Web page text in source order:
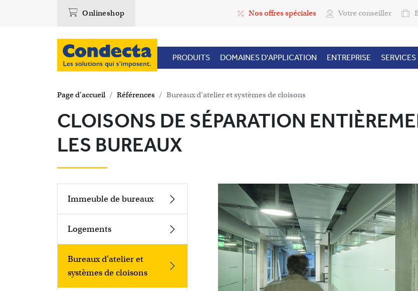
Onlineshop Top Menu
Nos offres spéciales Votre conseiller
PRODUITS DOMAINES D'APPLICATION ENTREPRISE SERVICES
Page d'accueil Références Bureaux d'atelier et systèmes de cloisons
CLOISONS DE SÉPARATION
LES BUREAUX
Immeuble de bureaux
Logements
Bureaux d'atelier et
systèmes de cloisons